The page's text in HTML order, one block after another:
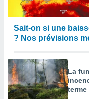
Sait-on si une
? Nos prévisions
La
terme